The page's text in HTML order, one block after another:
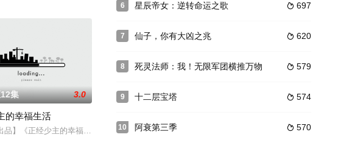
骑着《山海经》的神兽驳， 与为了养活自己和一群妹子而努力奋斗的乐五音一起踏上了一条寻找
集 3.0
的幸福生活
品】《正经少主的幸福生活》预告发布！少主守护部族，向星神发起顽强抗争。快来一起追番吧！
6  697
星辰帝女：逆转命运之歌
7  620
仙子，你有大凶之兆
8  579
死灵法师：我！无限军团横推万物
9  574
十二层宝塔
10  570
阿衰第三季